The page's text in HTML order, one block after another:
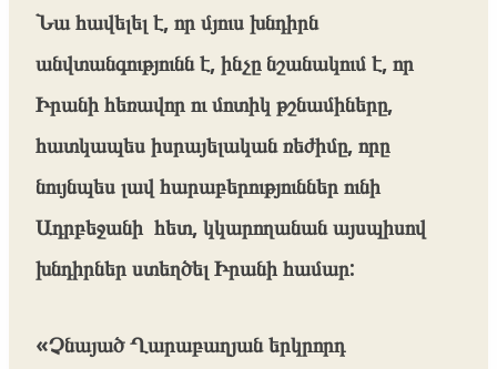
Նա հավելել է, որ մյուս խնդիրն
անվտանգությունն է, ինչը նշանակում է, որ
Իրանի հեռավոր ու մոտիկ թշնամիները,
հատկապես իսրայելական ռեժիմը, որը
նույնպես լավ հարաբերություններ ունի
Ադրբեջանի հետ, կկարողանան այսպիսով
խնդիրներ ստեղծել Իրանի համար:
«Չնայած Ղարաբաղյան երկրորդ